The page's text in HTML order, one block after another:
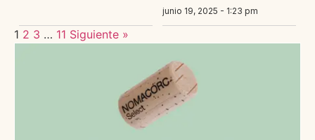
junio 19, 2025 - 1:23 pm
1 2 3 … 11 Siguiente »